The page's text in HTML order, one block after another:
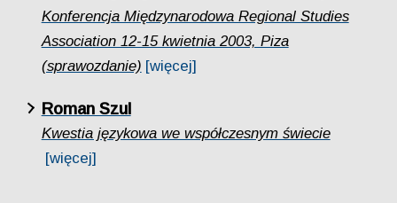
Konferencja Międzynarodowa Regional Studies
Association 12-15 kwietnia 2003, Piza
(sprawozdanie) [więcej]
Roman Szul
Kwestia językowa we współczesnym świecie
[więcej]